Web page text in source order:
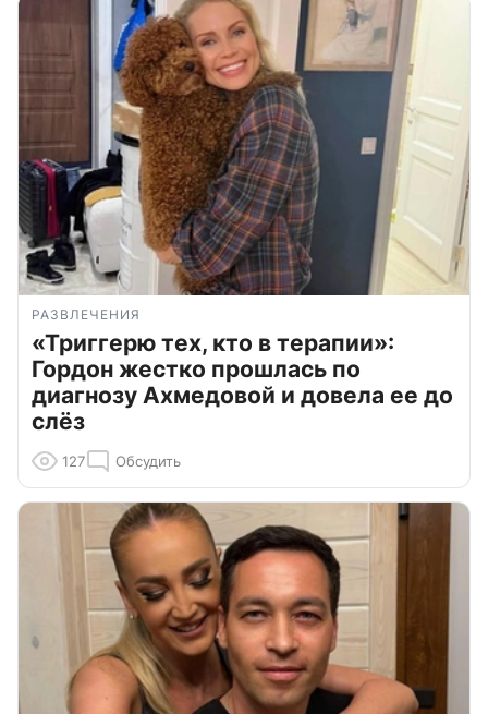
РАЗВЛЕЧЕНИЯ
«Триггерю тех, кто в терапии»:
Гордон жестко прошлась по
диагнозу Ахмедовой и довела ее до
слёз
127 Обсудить